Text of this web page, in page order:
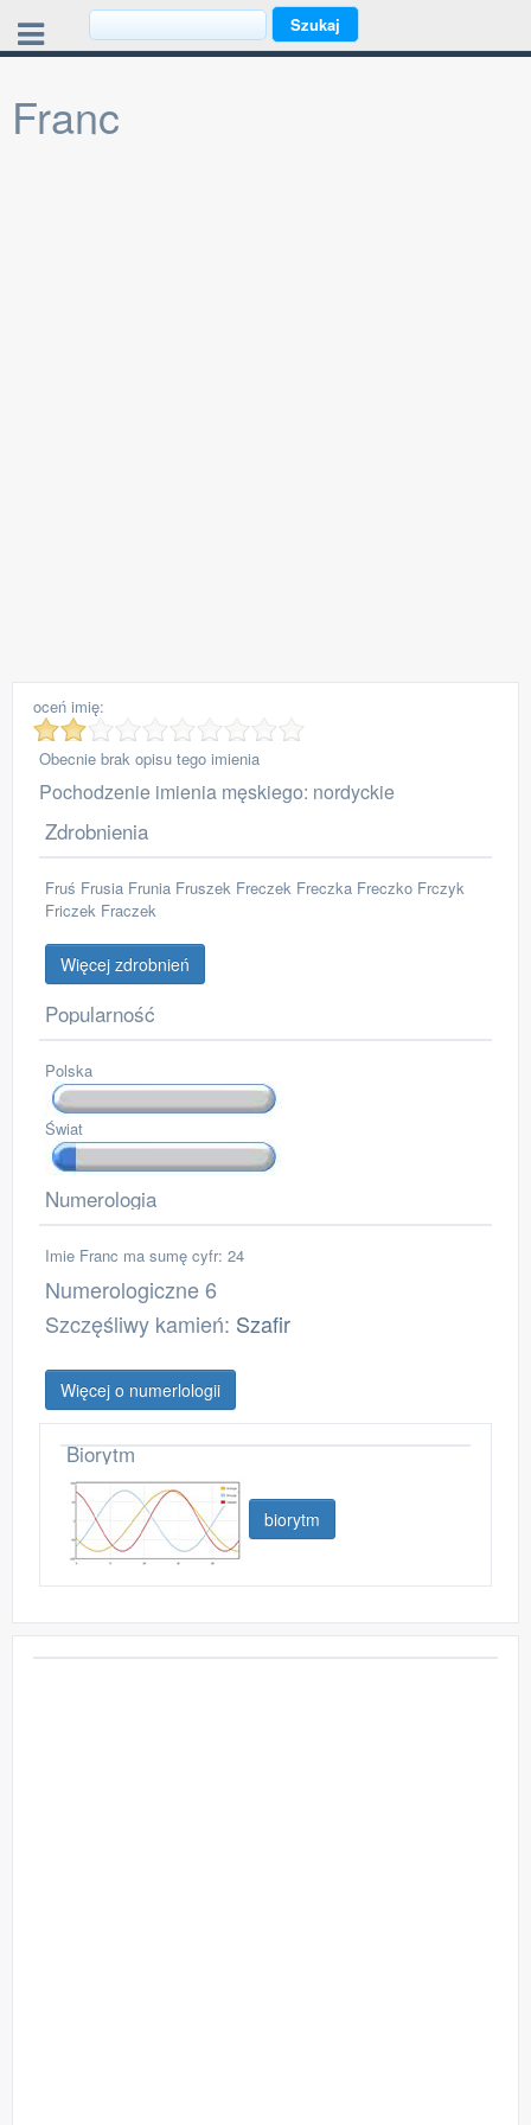
Franc
oceń imię:
Obecnie brak opisu tego imienia
Pochodzenie imienia męskiego: nordyckie
Zdrobnienia
Fruś Frusia Frunia Fruszek Freczek Freczka Freczko Frczyk
Friczek Fraczek
Więcej zdrobnień
Popularność
Polska
Świat
Numerologia
Imie Franc ma sumę cyfr: 24
Numerologiczne 6
Szczęśliwy kamień: Szafir
Więcej o numerlologii
Biorytm
biorytm